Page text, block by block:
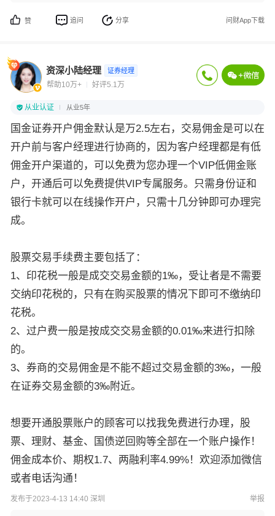
赞 追问 分享 问财App下载
资深小陆经理 证券经理
帮助10万+ 好评5.1万
从业认证 从业5年
国金证券开户佣金默认是万2.5左右，交易佣金是可以在
开户前与客户经理进行协商的，因为客户经理都是有低
佣金开户渠道的，可以免费为您办理一个VIP低佣金账
户，开通后可以免费提供VIP专属服务。只需身份证和
银行卡就可以在线操作开户，只需十几分钟即可办理完
成。
股票交易手续费主要包括了：
1、印花税一般是成交交易金额的1‰，受让者是不需要
交纳印花税的，只有在购买股票的情况下即可不缴纳印
花税。
2、过户费一般是按成交交易金额的0.01‰来进行扣除
的。
3、券商的交易佣金是不能不超过交易金额的3‰，一般
在证券交易金额的3‰附近。
想要开通股票账户的顾客可以找我免费进行办理，股
票、理财、基金、国债逆回购等全部在一个账户操作！
佣金成本价、期权1.7、两融利率4.99%！欢迎添加微信
或者电话沟通！
发布于2023-4-13 14:40 深圳 举报